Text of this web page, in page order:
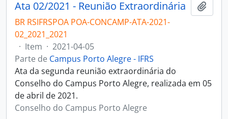
Ata 02/2021 - Reunião Extraordinária
BR RSIFRSPOA POA-CONCAMP-ATA-2021-
02_2021_2021
· Item · 2021-04-05
Parte de Campus Porto Alegre - IFRS
Ata da segunda reunião extraordinária do
Conselho do Campus Porto Alegre, realizada em 05
de abril de 2021.
Conselho do Campus Porto Alegre